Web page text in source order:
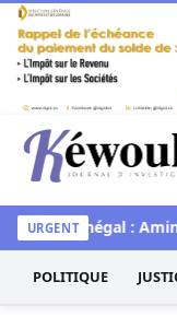
Aller au contenu
Kéwoulo, le
URGENT
Miss Sénégal :
POLITIQUE